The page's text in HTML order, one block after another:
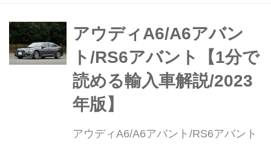
アウディA6/A6アバン
ト/RS6アバント【1分で
読める輸入車解説/2023
年版】
アウディA6/A6アバント/RS6アバント